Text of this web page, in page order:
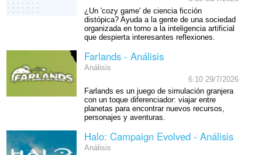
¿Un 'cozy game' de ciencia ficción
distópica? Ayuda a la gente de una sociedad
organizada en torno a la inteligencia artificial
que despierta interesantes reflexiones.
Farlands - Análisis
Análisis
6:10 29/7/2026
Farlands es un juego de simulación granjera
con un toque diferenciador: viajar entre
planetas para encontrar nuevos recursos,
personajes y aventuras.
Halo: Campaign Evolved - Análisis
Análisis